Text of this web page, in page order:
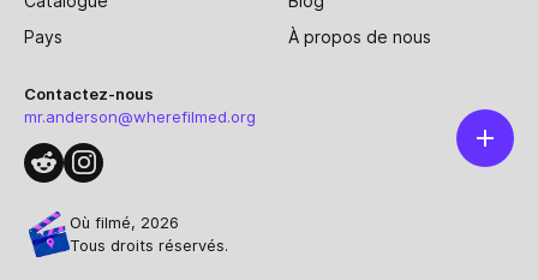
Pays
À propos de nous
Contactez-nous
mr.anderson@wherefilmed.org
Où filmé, 2026
Tous droits réservés.